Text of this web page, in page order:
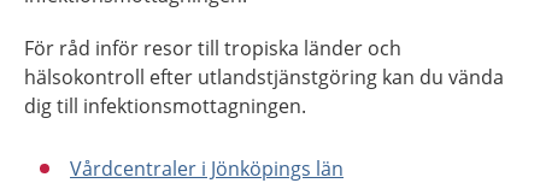
För råd inför resor till tropiska länder och
hälsokontroll efter utlandstjänstgöring kan du vända
dig till infektionsmottagningen.
Vårdcentraler i Jönköpings län